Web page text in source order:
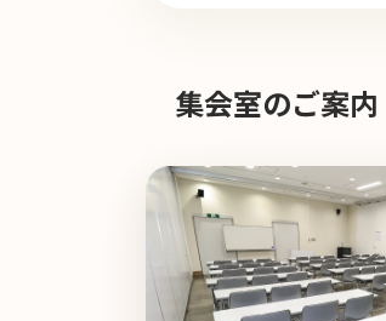
集会室のご案内